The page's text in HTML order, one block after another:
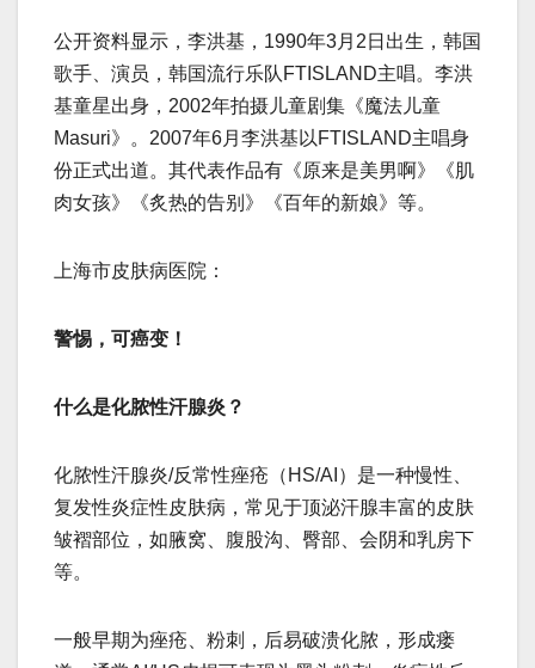
公开资料显示，李洪基，1990年3月2日出生，韩国
歌手、演员，韩国流行乐队FTISLAND主唱。李洪
基童星出身，2002年拍摄儿童剧集《魔法儿童
Masuri》。2007年6月李洪基以FTISLAND主唱身
份正式出道。其代表作品有《原来是美男啊》《肌
肉女孩》《炙热的告别》《百年的新娘》等。
上海市皮肤病医院：
警惕，可癌变！
什么是化脓性汗腺炎？
化脓性汗腺炎/反常性痤疮（HS/AI）是一种慢性、
复发性炎症性皮肤病，常见于顶泌汗腺丰富的皮肤
皱褶部位，如腋窝、腹股沟、臀部、会阴和乳房下
等。
一般早期为痤疮、粉刺，后易破溃化脓，形成瘘